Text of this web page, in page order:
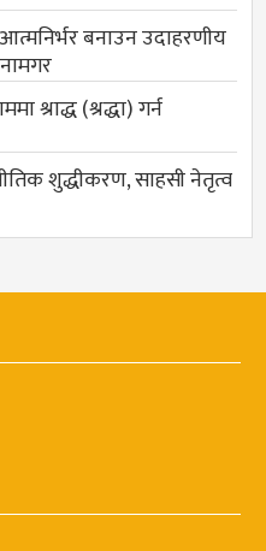
बनाउन उदाहरणीय
श्राद्ध (श्रद्धा) गर्न
शुद्धीकरण, साहसी नेतृत्व